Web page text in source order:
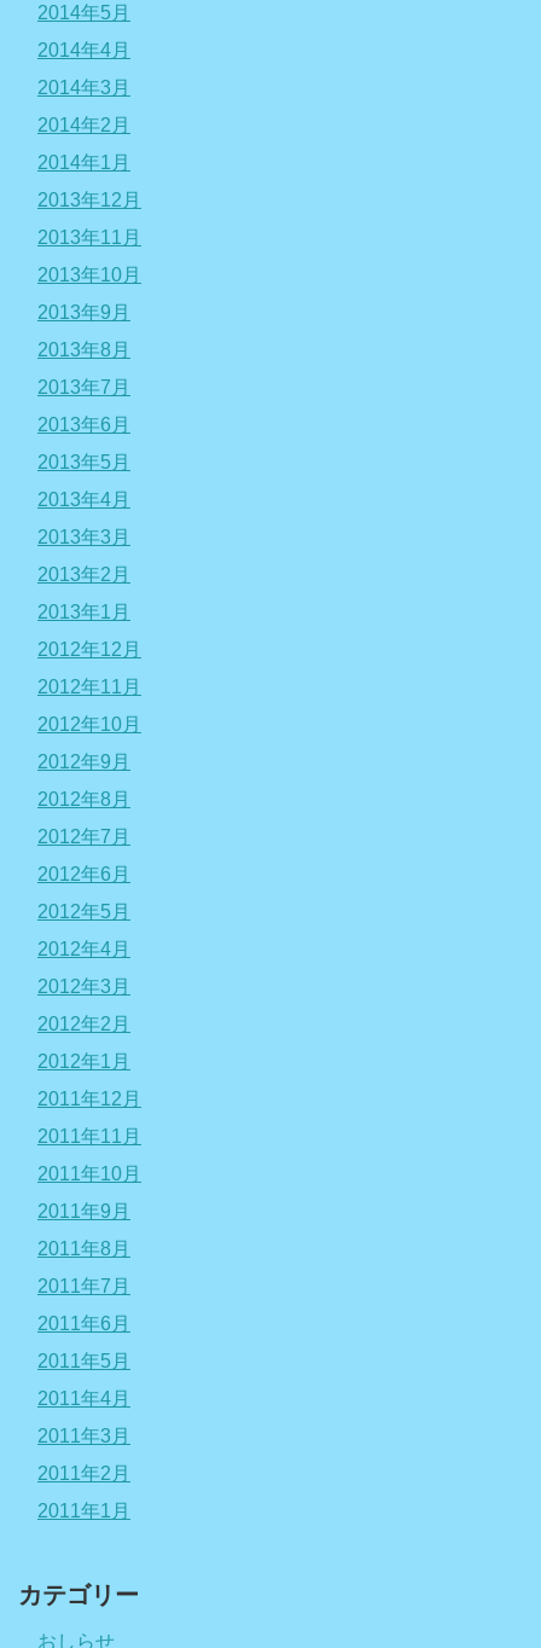
2014年5月
2014年4月
2014年3月
2014年2月
2014年1月
2013年12月
2013年11月
2013年10月
2013年9月
2013年8月
2013年7月
2013年6月
2013年5月
2013年4月
2013年3月
2013年2月
2013年1月
2012年12月
2012年11月
2012年10月
2012年9月
2012年8月
2012年7月
2012年6月
2012年5月
2012年4月
2012年3月
2012年2月
2012年1月
2011年12月
2011年11月
2011年10月
2011年9月
2011年8月
2011年7月
2011年6月
2011年5月
2011年4月
2011年3月
2011年2月
2011年1月
カテゴリー
おしらせ